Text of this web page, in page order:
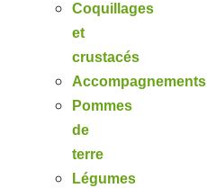
Coquillages
et
crustacés
Accompagnements
Pommes
de
terre
Légumes